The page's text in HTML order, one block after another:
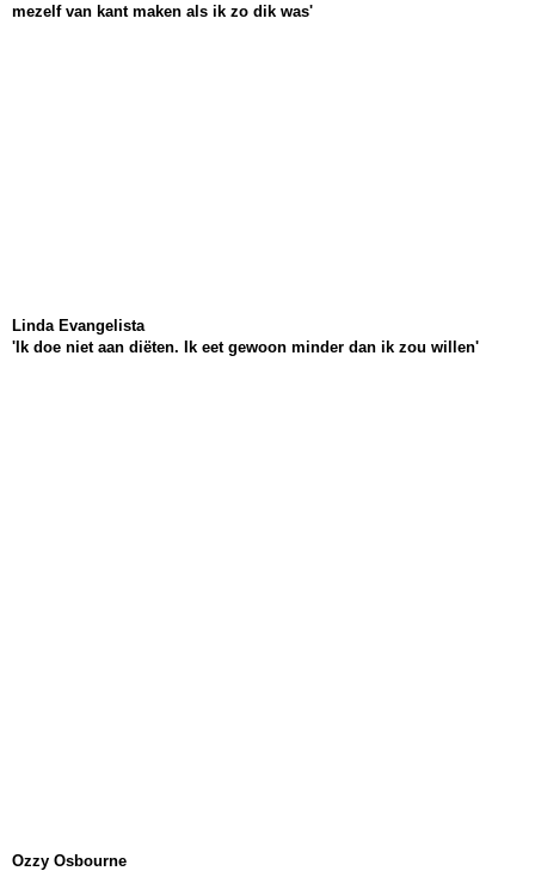
mezelf van kant maken als ik zo dik was'
Linda Evangelista
'Ik doe niet aan diëten. Ik eet gewoon minder dan ik zou willen'
Ozzy Osbourne